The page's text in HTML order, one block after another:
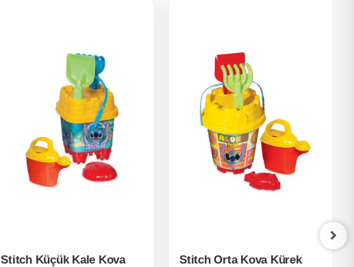
Stitch Küçük Kale Kova Stitch Orta Kova Kürek